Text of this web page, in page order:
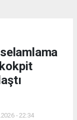
selamlama
- 22:34